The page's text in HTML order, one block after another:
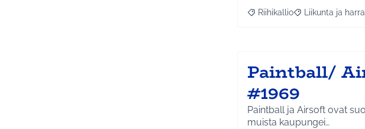
Rajaa tulokset aihepiirin
Riihikallio Rajaa tulokset
Liikunta ja
Paintball/
#1969
Paintball ja Airsoft ovat
muista kaupungei…